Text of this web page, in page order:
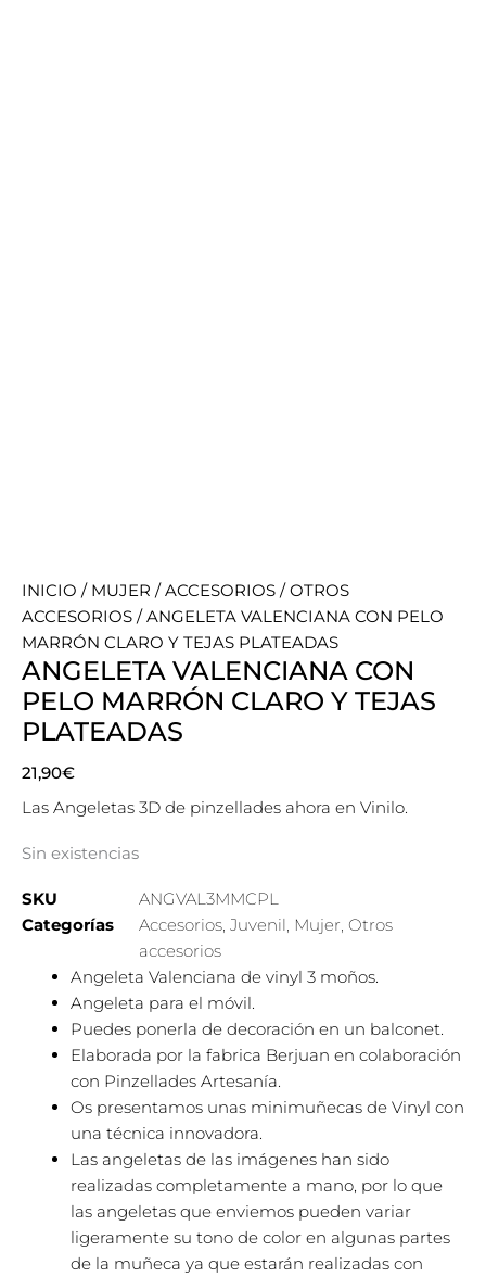
INICIO / MUJER /ACCESORIOS /OTROS
ACCESORIOS / ANGELETA VALENCIANA CON PELO
MARRÓN CLARO Y TEJAS PLATEADAS
ANGELETA VALENCIANA CON
PELO MARRÓN CLARO Y TEJAS
PLATEADAS
21,90€
Las Angeletas 3D de pinzellades ahora en Vinilo.
Sin existencias
SKU
ANGVAL3MMCPL
Categorías
Accesorios, Juvenil, Mujer, Otros
accesorios
Angeleta Valenciana de vinyl 3 moños.
Angeleta para el móvil.
Puedes ponerla de decoración en un balconet.
Elaborada por la fabrica Berjuan en colaboración
con Pinzellades Artesanía.
Os presentamos unas minimuñecas de Vinyl con
una técnica innovadora.
Las angeletas de las imágenes han sido
realizadas completamente a mano, por lo que
las angeletas que enviemos pueden variar
ligeramente su tono de color en algunas partes
de la muñeca ya que estarán realizadas con